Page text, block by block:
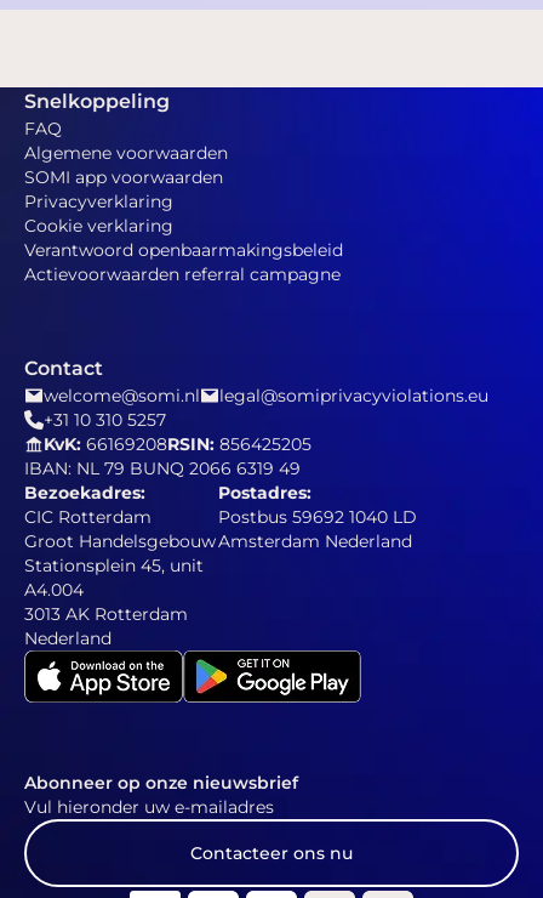
Snelkoppeling
FAQ
Algemene voorwaarden
SOMI app voorwaarden
Privacyverklaring
Cookie verklaring
Verantwoord openbaarmakingsbeleid
Actievoorwaarden referral campagne
Contact
welcome@somi.nl
legal@somiprivacyviolations.eu
+31 10 310 5257
KvK: 66169208RSIN: 856425205
IBAN: NL 79 BUNQ 2066 6319 49
Bezoekadres:
CIC Rotterdam
Groot Handelsgebouw
Stationsplein 45, unit
A4.004
3013 AK Rotterdam
Nederland
Postadres:
Postbus 59692 1040 LD
Amsterdam Nederland
Abonneer op onze nieuwsbrief
Vul hieronder uw e-mailadres
Contacteer ons nu